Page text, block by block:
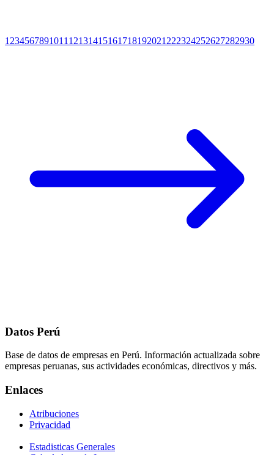
1 234567891011 12131415161718192021 222324252627282930
Datos Perú
Base de datos de empresas en Perú. Información actualizada sobre
empresas peruanas, sus actividades económicas, directivos y más.
Enlaces
Atribuciones
Privacidad
Estadisticas Generales